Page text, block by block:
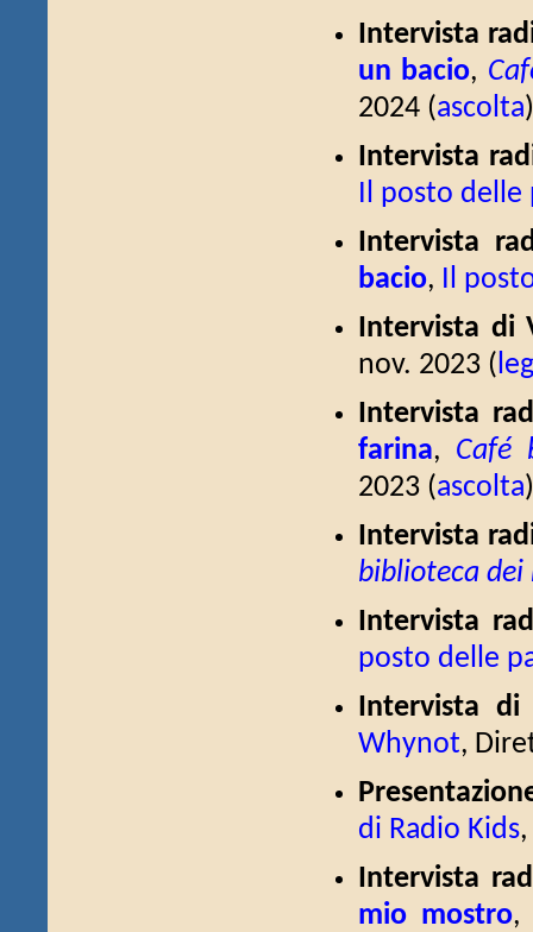
Intervista
un bacio,
2024 (ascolta)
Intervista
Il posto delle
Intervista
bacio, Il
Intervista di
nov. 2023 (
Intervista
farina, Café
2023 (ascolta)
Intervista
biblioteca dei
Intervista
posto delle
Intervista
Whynot,
di Radio Kids
Intervista
mio mostro